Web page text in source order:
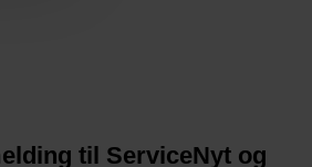
til ServiceNyt og